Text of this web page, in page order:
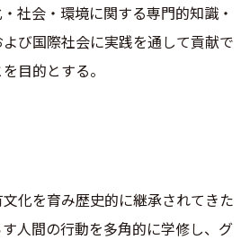
社会・環境に関する専門的知識・
び国際社会に実践を通して貢献で
目的とする。
化を育み歴史的に継承されてきた
人間の行動を多角的に学修し、グ